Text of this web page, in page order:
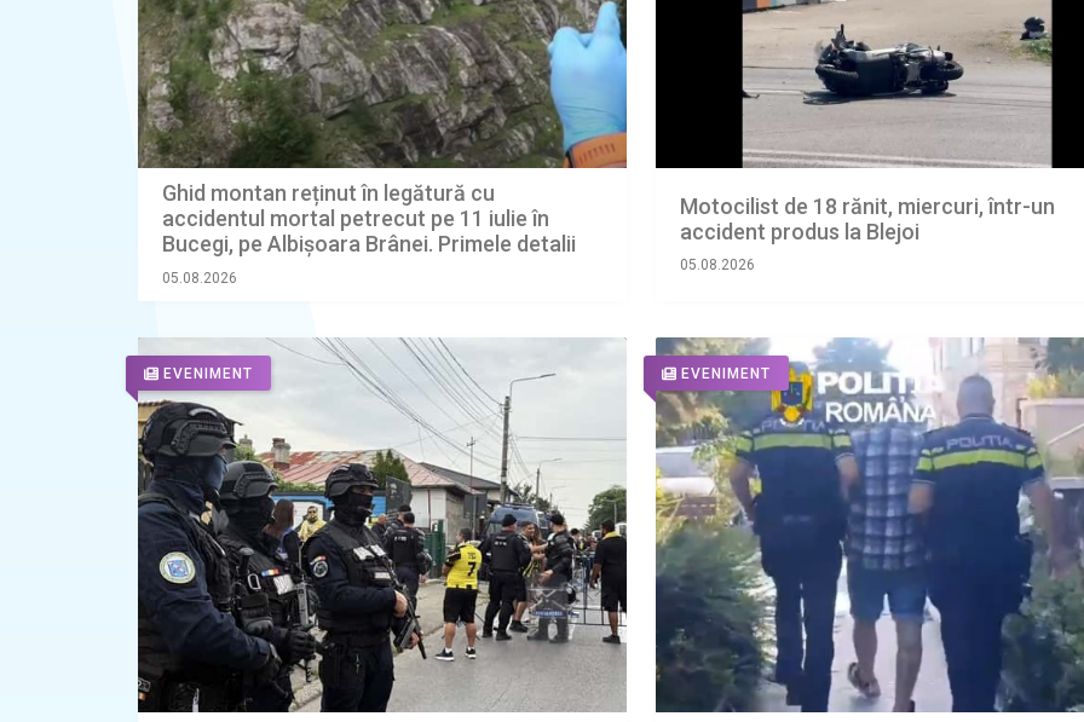
Ghid montan reținut în legătură cu
accidentul mortal petrecut pe 11 iulie în
Bucegi, pe Albișoara Brânei. Primele detalii
din anchetă făcute publice de procurori
05.08.2026
Motocilist de 18 rănit, miercuri, într-un
accident produs la Blejoi
05.08.2026
EVENIMENT EVENIMENT